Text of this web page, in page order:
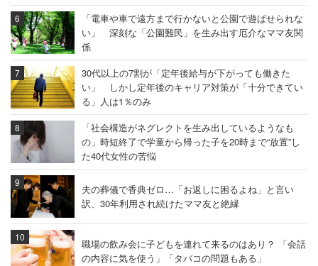
「電車や車で遠方まで行かないと公園で遊ばせられな
い」 深刻な「公園難民」を生み出す厄介なママ友関
係
30代以上の7割が「定年後給与が下がっても働きた
い」 しかし定年後のキャリア対策が「十分できてい
る」人は1％のみ
「社会構造がネグレクトを生み出しているようなも
の」時短終了で学童から帰った子を20時まで“放置”し
た40代女性の苦悩
夫の葬儀で香典ゼロ…「お返しに困るよね」と言い
訳、30年利用され続けたママ友と絶縁
職場の飲み会に子どもを連れて来るのはあり？ 「会話
の内容に気を使う」「タバコの問題もある」